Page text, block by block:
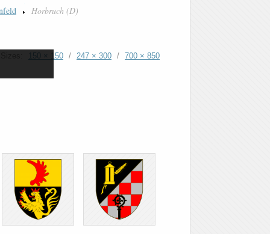
Horbruch (D)
150 × 150 / 247 × 300 / 700 × 850